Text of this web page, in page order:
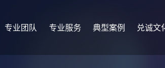
专业团队 专业服务 典型案例 兑诚文